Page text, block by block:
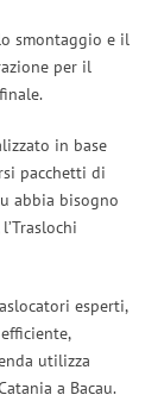
smontaggio e il
per il
in base
pacchetti di
abbia bisogno
esperti,
utilizza
a Bacau.